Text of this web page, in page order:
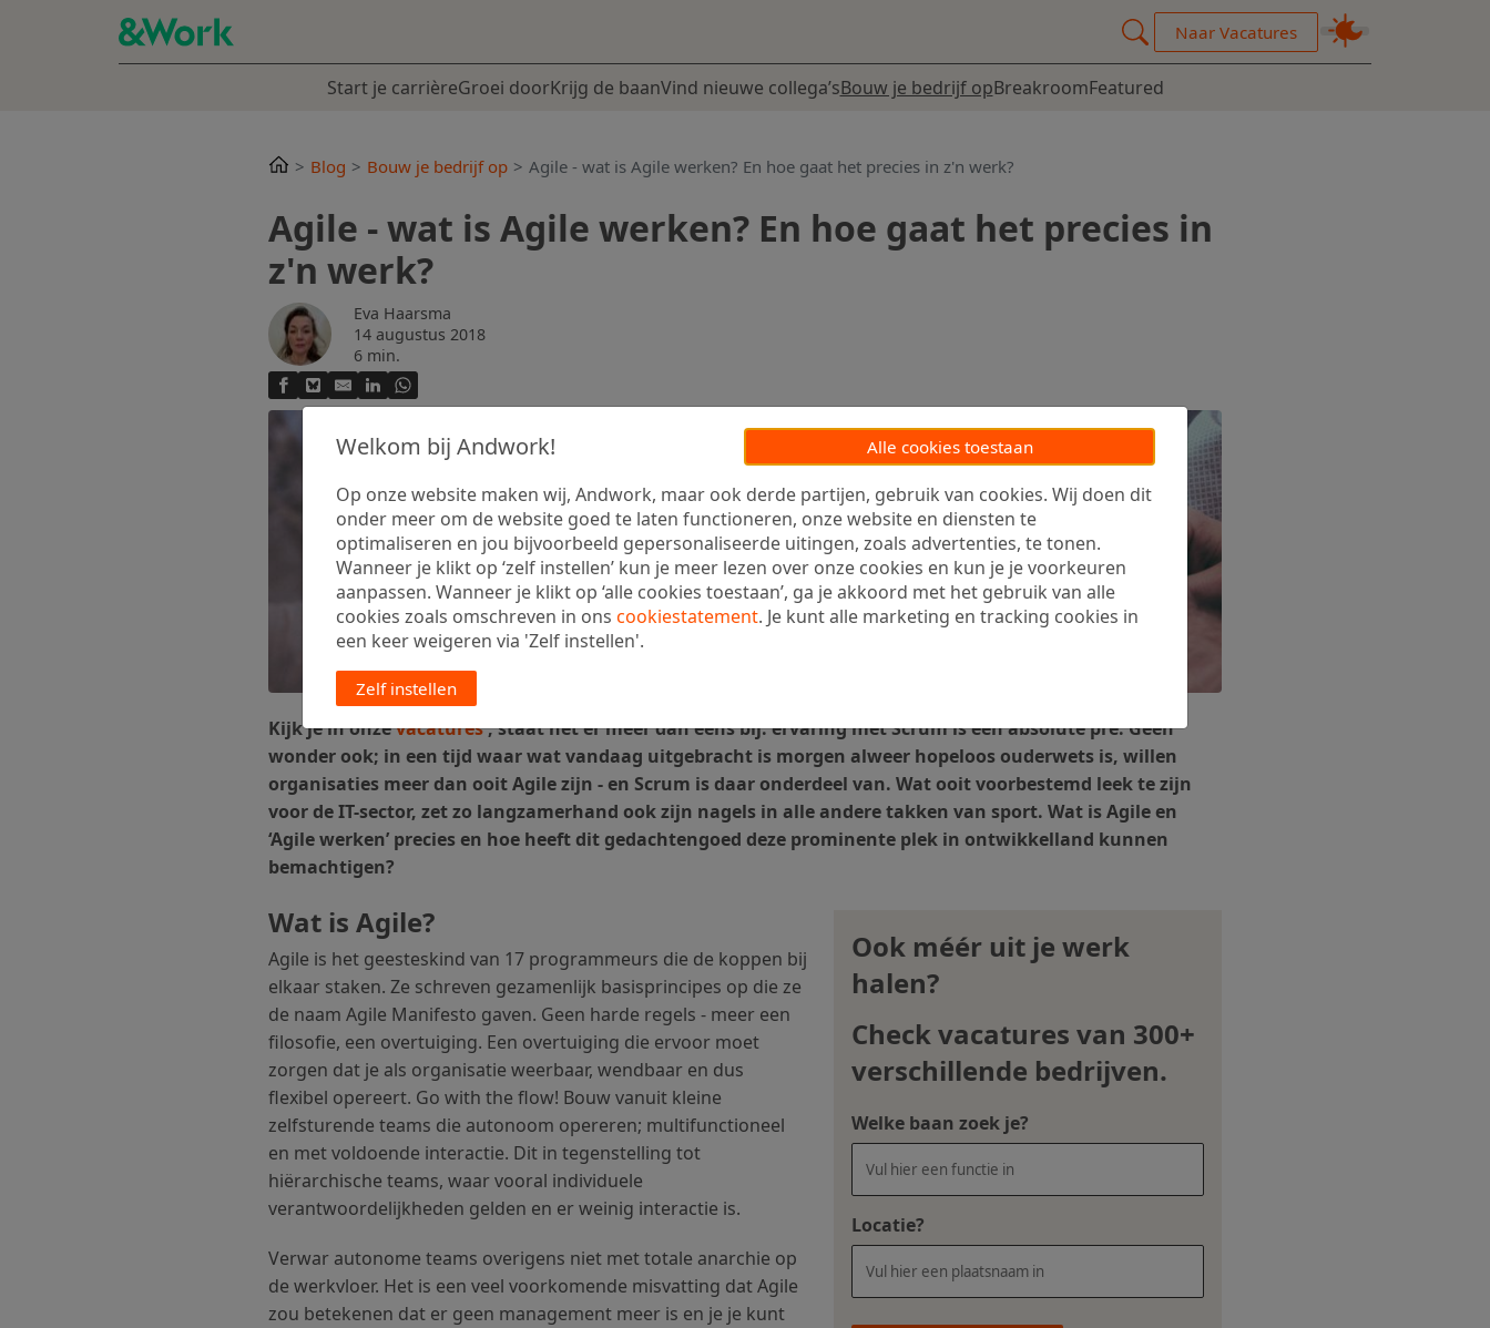
Naar Vacatures
Start je carrièreGroei doorKrijg de baanVind nieuwe collega’sBouw je bedrijf opBreakroomFeatured
Blog Bouw je bedrijf op Agile - wat is Agile werken? En hoe gaat het precies in z'n werk?
Agile - wat is Agile werken? En hoe gaat het precies in
z'n werk?
Eva Haarsma
14 augustus 2018
6 min.
Kijk je in onzevacatures, staat het er meer dan eens bij: ervaring met Scrum is een absolute pre. Geen
wonder ook; in een tijd waar wat vandaag uitgebracht is morgen alweer hopeloos ouderwets is, willen
organisaties meer dan ooit Agile zijn - en Scrum is daar onderdeel van. Wat ooit voorbestemd leek te zijn
voor de IT-sector, zet zo langzamerhand ook zijn nagels in alle andere takken van sport. Wat is Agile en
‘Agile werken’ precies en hoe heeft dit gedachtengoed deze prominente plek in ontwikkelland kunnen
bemachtigen?
Ook méér uit je werk
halen?
Check vacatures van 300+
verschillende bedrijven.
Welke baan zoek je?
Locatie?
Wat is Agile?
Agile is het geesteskind van 17 programmeurs die de koppen bij
elkaar staken. Ze schreven gezamenlijk basisprincipes op die ze
de naam Agile Manifesto gaven. Geen harde regels - meer een
filosofie, een overtuiging. Een overtuiging die ervoor moet
zorgen dat je als organisatie weerbaar, wendbaar en dus
flexibel opereert. Go with the flow! Bouw vanuit kleine
zelfsturende teams die autonoom opereren; multifunctioneel
en met voldoende interactie. Dit in tegenstelling tot
hiërarchische teams, waar vooral individuele
verantwoordelijkheden gelden en er weinig interactie is.
Verwar autonome teams overigens niet met totale anarchie op
de werkvloer. Het is een veel voorkomende misvatting dat Agile
zou betekenen dat er geen management meer is en je je kunt
Welkom bij Andwork! Alle cookies toestaan
Op onze website maken wij, Andwork, maar ook derde partijen, gebruik van cookies. Wij doen dit
onder meer om de website goed te laten functioneren, onze website en diensten te
optimaliseren en jou bijvoorbeeld gepersonaliseerde uitingen, zoals advertenties, te tonen.
Wanneer je klikt op ‘zelf instellen’ kun je meer lezen over onze cookies en kun je je voorkeuren
aanpassen. Wanneer je klikt op ‘alle cookies toestaan’, ga je akkoord met het gebruik van alle
cookies zoals omschreven in ons cookiestatement. Je kunt alle marketing en tracking cookies in
een keer weigeren via 'Zelf instellen'.
Zelf instellen